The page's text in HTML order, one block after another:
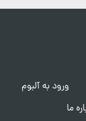
ورود به آلبوم
ما